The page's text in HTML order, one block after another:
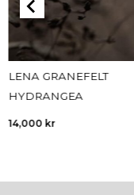
LENA GRANEFELT
HYDRANGEA
14,000 kr